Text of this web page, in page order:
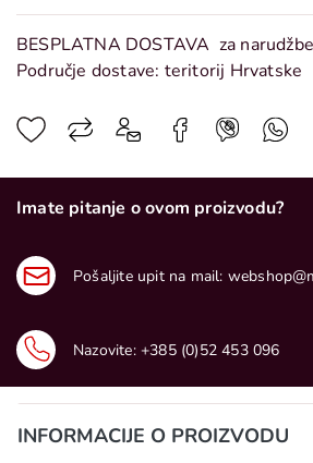
BESPLATNA DOSTAVA za
Područje dostave: teritorij Hrvatske
Imate pitanje o ovom proizvodu?
Pošaljite upit na mail:
Nazovite: +385 (0)52 453 096
INFORMACIJE O PROIZVODU